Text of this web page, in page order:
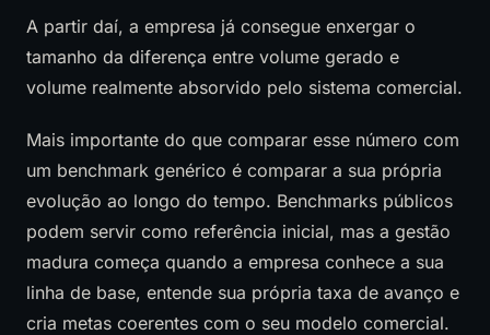
A partir daí, a empresa já consegue enxergar o
tamanho da diferença entre volume gerado e
volume realmente absorvido pelo sistema comercial.
Mais importante do que comparar esse número com
um benchmark genérico é comparar a sua própria
evolução ao longo do tempo. Benchmarks públicos
podem servir como referência inicial, mas a gestão
madura começa quando a empresa conhece a sua
linha de base, entende sua própria taxa de avanço e
cria metas coerentes com o seu modelo comercial.